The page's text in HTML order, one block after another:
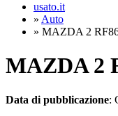
usato.it
» Auto
» MAZDA 2
MAZDA 2
Data di pubblicazione: